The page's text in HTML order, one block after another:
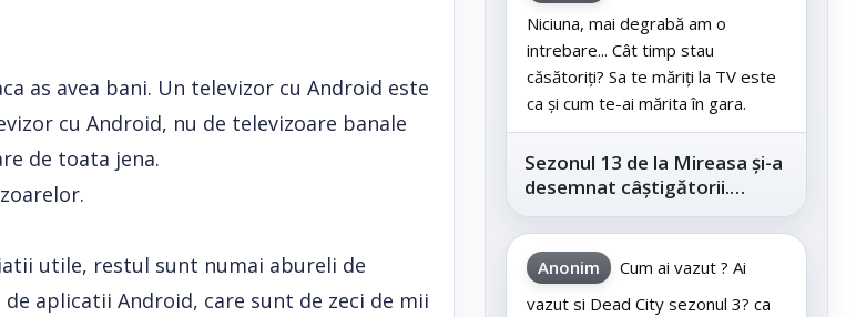
as avea bani. Un televizor cu Android este
cu Android, nu de televizoare banale
de toata jena.
utile, restul sunt numai abureli de
aplicatii Android, care sunt de zeci de mii
Niciuna, mai degrabă am o
intrebare... Cât timp stau
căsătoriți? Sa te măriți la TV este
ca și cum te-ai mărita în gara.
Sezonul 13 de la Mireasa și-a
desemnat câștigătorii.
Telespectatorii au decis care
este...
Anonim
Cum ai vazut ? Ai
vazut si Dead City sezonul 3? ca